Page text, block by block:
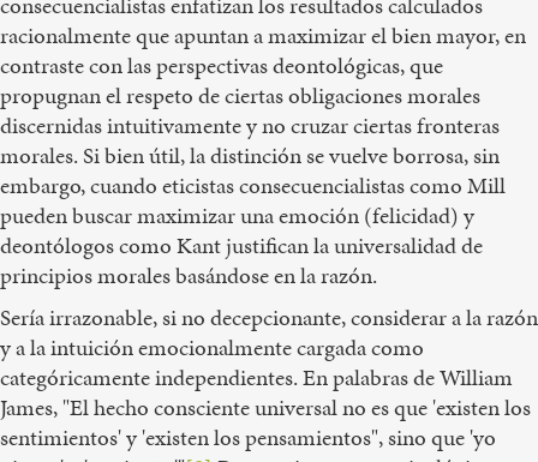
racionalmente que apuntan a maximizar el bien mayor, en
contraste con las perspectivas deontológicas, que
propugnan el respeto de ciertas obligaciones morales
discernidas intuitivamente y no cruzar ciertas fronteras
morales. Si bien útil, la distinción se vuelve borrosa, sin
embargo, cuando eticistas consecuencialistas como Mill
pueden buscar maximizar una emoción (felicidad) y
deontólogos como Kant justifican la universalidad de
principios morales basándose en la razón.
Sería irrazonable, si no decepcionante, considerar a la razón
y a la intuición emocionalmente cargada como
categóricamente independientes. En palabras de William
James, "El hecho consciente universal no es que 'existen los
sentimientos' y 'existen los pensamientos", sino que 'yo